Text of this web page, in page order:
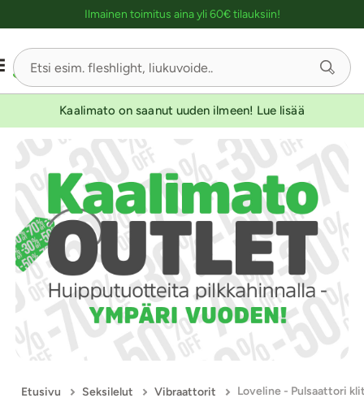
Ilmainen toimitus aina yli 60€ tilauksiin!
Kaalimato on saanut uuden ilmeen! Lue lisää
Etusivu Seksilelut Vibraattorit